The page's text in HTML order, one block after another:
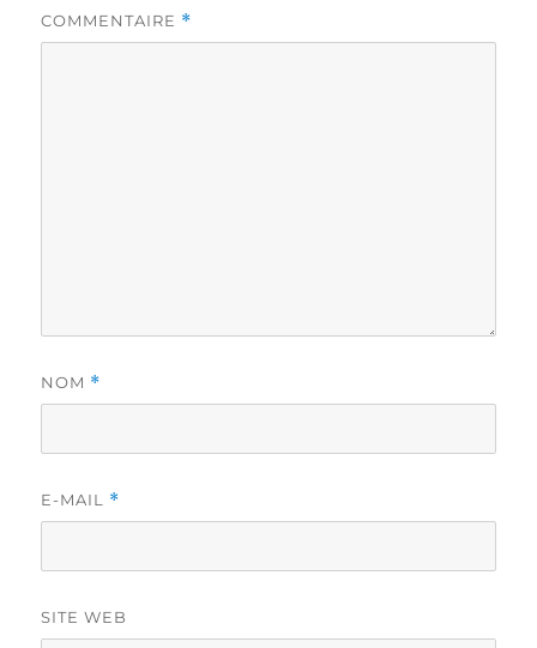
COMMENTAIRE *
NOM *
E-MAIL *
SITE WEB